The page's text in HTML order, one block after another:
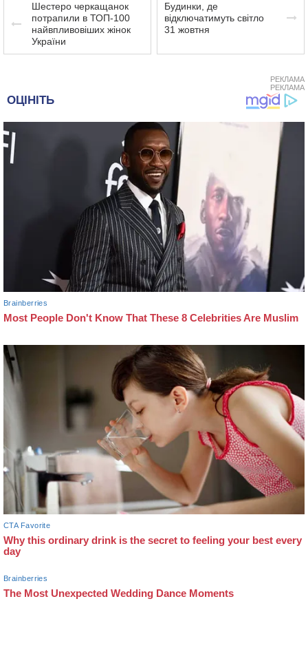
Шестеро черкащанок
потрапили в ТОП-100
найвпливовіших жінок
України
Будинки, де
відключатимуть світло
31 жовтня
РЕКЛАМА
РЕКЛАМА